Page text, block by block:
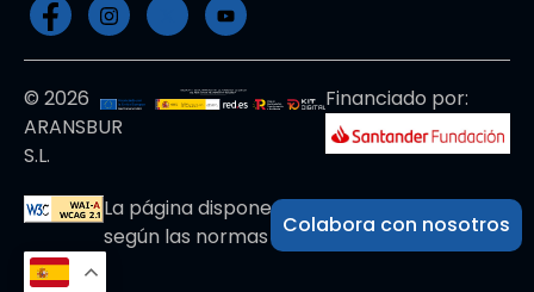
Colabora con nosotros
© 2026
ARANSBUR
S.L.
Financiado por:
La página dispone de código accesible
según las normas dictadas por la W3C